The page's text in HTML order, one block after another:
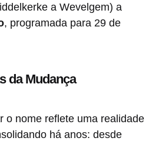
a Wevelgem) a
, programada para 29 de
da Mudança
o nome reflete uma realidade
há anos: desde